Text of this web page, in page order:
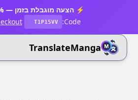
⚡ הצעה מוגבלת בזמן — 15% הנחה
Code:
T1P15VV
TranslateManga